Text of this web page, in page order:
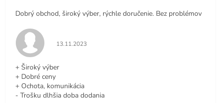
Dobrý obchod, široký výber, rýchle doručenie. Bez problémov
Hodnotenie obchodu je 5 z 5 hviezdičiek.
13.11.2023
+ Široký výber
+ Dobré ceny
+ Ochota, komunikácia
- Trošku dlhšia doba dodania